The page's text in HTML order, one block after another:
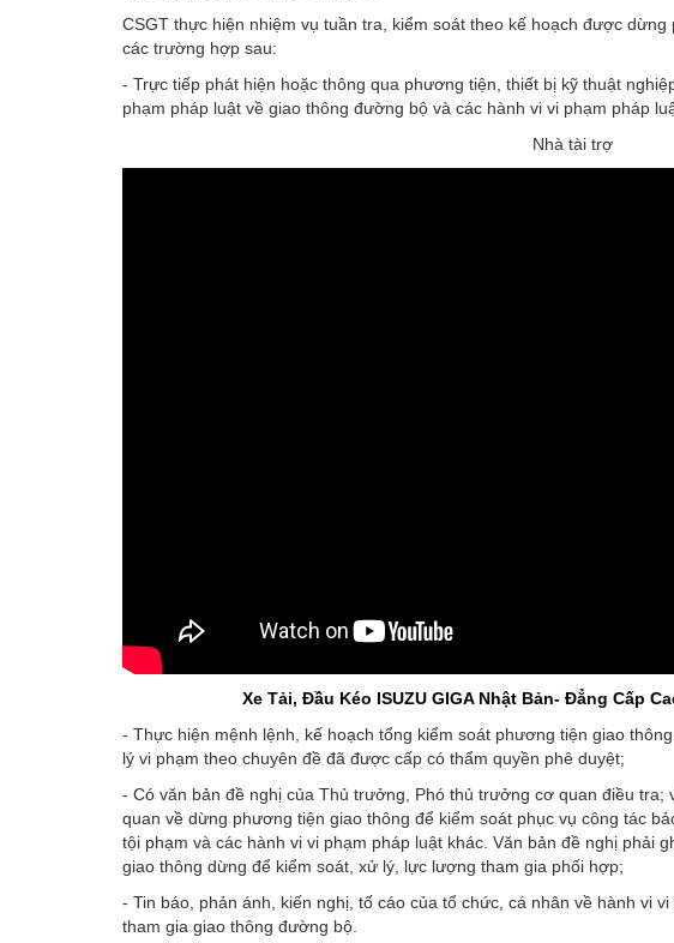
CSGT thực hiện nhiệm vụ tuần tra, kiểm soát theo kế hoạch được
các trường hợp sau:
- Trực tiếp phát hiện hoặc thông qua phương tiện, thiết bị kỹ thuật
phạm pháp luật về giao thông đường bộ và các hành vi vi phạm pháp
Nhà tài trợ
Xe Tải, Đầu Kéo ISUZU GIGA Nhật Bản- Đẳng Cấp
- Thực hiện mệnh lệnh, kế hoạch tổng kiểm soát phương tiện giao
lý vi phạm theo chuyên đề đã được cấp có thẩm quyền phê duyệt;
- Có văn bản đề nghị của Thủ trưởng, Phó thủ trưởng cơ quan điều tra;
quan về dừng phương tiện giao thông để kiểm soát phục vụ công tác
tội phạm và các hành vi vi phạm pháp luật khác. Văn bản đề nghị phải
giao thông dừng để kiểm soát, xử lý, lực lượng tham gia phối hợp;
- Tin báo, phản ánh, kiến nghị, tố cáo của tổ chức, cá nhân về hành vi
tham gia giao thông đường bộ.